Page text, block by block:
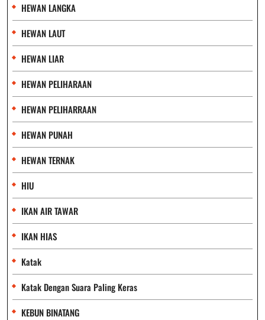
HEWAN LANGKA
HEWAN LAUT
HEWAN LIAR
HEWAN PELIHARAAN
HEWAN PELIHARRAAN
HEWAN PUNAH
HEWAN TERNAK
HIU
IKAN AIR TAWAR
IKAN HIAS
Katak
Katak Dengan Suara Paling Keras
KEBUN BINATANG